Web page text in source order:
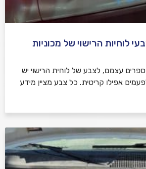
לוחיות הרישוי של מכוניות
עצמם, לצבע של לוחית הרישוי יש
אפילו קריטית. כל צבע מציין מידע